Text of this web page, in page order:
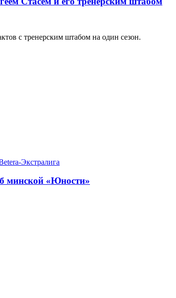
с тренерским штабом на один сезон.
Экстралига
минской «Юности»